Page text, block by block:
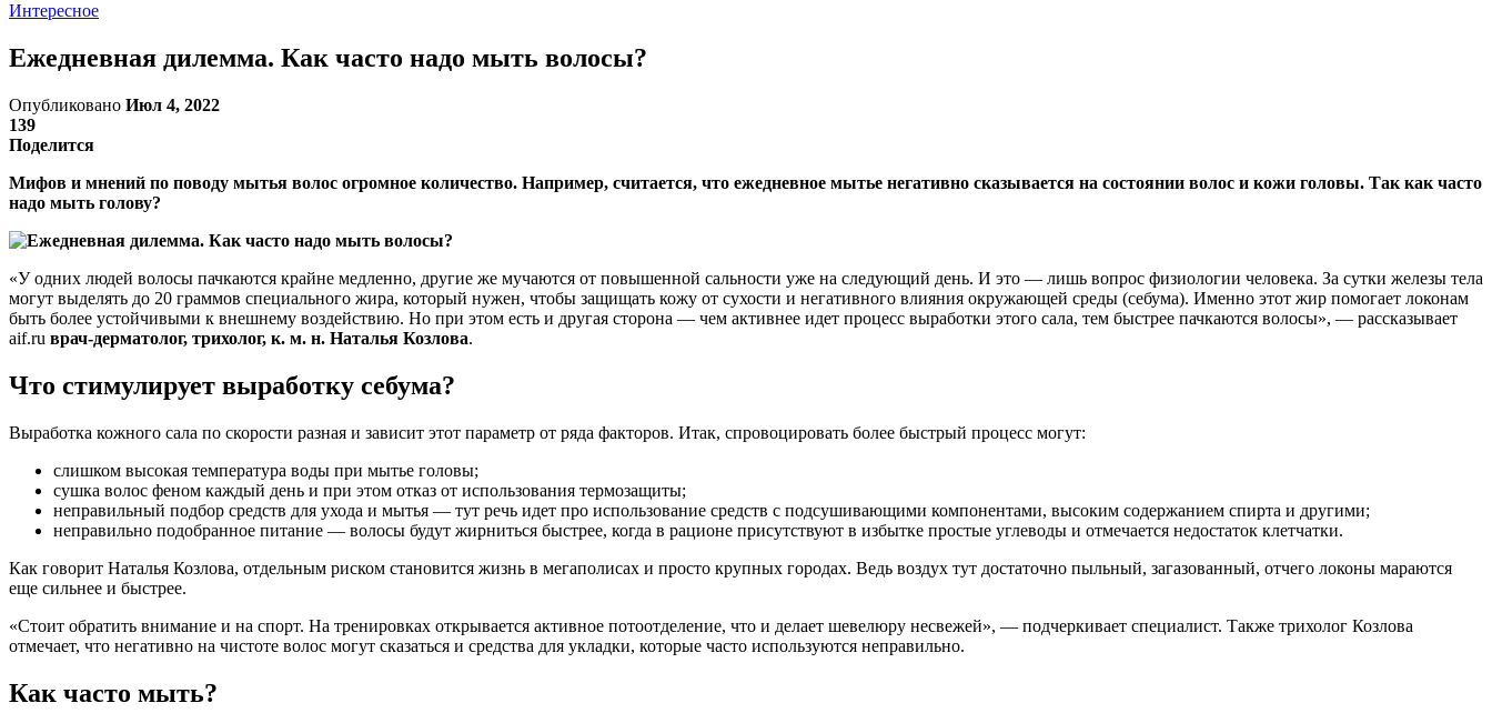
Интересное
Ежедневная дилемма. Как часто надо мыть волосы?
Опубликовано Июл 4, 2022
139
Поделится
Мифов и мнений по поводу мытья волос огромное количество. Например, считается, что ежедневное мытье негативно сказывается на состоянии волос и кожи головы. Так как часто
надо мыть голову?
«У одних людей волосы пачкаются крайне медленно, другие же мучаются от повышенной сальности уже на следующий день. И это — лишь вопрос физиологии человека. За сутки железы тела
могут выделять до 20 граммов специального жира, который нужен, чтобы защищать кожу от сухости и негативного влияния окружающей среды (себума). Именно этот жир помогает локонам
быть более устойчивыми к внешнему воздействию. Но при этом есть и другая сторона — чем активнее идет процесс выработки этого сала, тем быстрее пачкаются волосы», — рассказывает
aif.ru врач-дерматолог, трихолог, к. м. н. Наталья Козлова.
Что стимулирует выработку себума?
Выработка кожного сала по скорости разная и зависит этот параметр от ряда факторов. Итак, спровоцировать более быстрый процесс могут:
слишком высокая температура воды при мытье головы;
сушка волос феном каждый день и при этом отказ от использования термозащиты;
неправильный подбор средств для ухода и мытья — тут речь идет про использование средств с подсушивающими компонентами, высоким содержанием спирта и другими;
неправильно подобранное питание — волосы будут жирниться быстрее, когда в рационе присутствуют в избытке простые углеводы и отмечается недостаток клетчатки.
Как говорит Наталья Козлова, отдельным риском становится жизнь в мегаполисах и просто крупных городах. Ведь воздух тут достаточно пыльный, загазованный, отчего локоны мараются
еще сильнее и быстрее.
«Стоит обратить внимание и на спорт. На тренировках открывается активное потоотделение, что и делает шевелюру несвежей», — подчеркивает специалист. Также трихолог Козлова
отмечает, что негативно на чистоте волос могут сказаться и средства для укладки, которые часто используются неправильно.
Как часто мыть?